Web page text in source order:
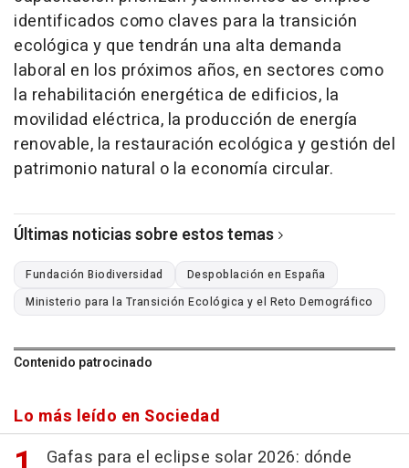
identificados como claves para la transición
ecológica y que tendrán una alta demanda
laboral en los próximos años, en sectores como
la rehabilitación energética de edificios, la
movilidad eléctrica, la producción de energía
renovable, la restauración ecológica y gestión del
patrimonio natural o la economía circular.
Últimas noticias sobre estos temas
Fundación Biodiversidad
Despoblación en España
Ministerio para la Transición Ecológica y el Reto Demográfico
Contenido patrocinado
Lo más leído en Sociedad
Gafas para el eclipse solar 2026: dónde